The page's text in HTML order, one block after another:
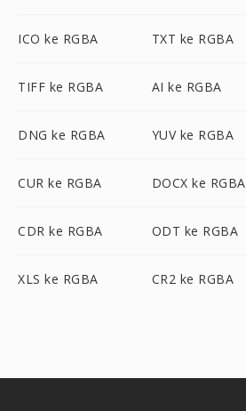
ICO ke RGBA TXT ke RGBA
TIFF ke RGBA AI ke RGBA
DNG ke RGBA YUV ke RGBA
CUR ke RGBA DOCX ke RGBA
CDR ke RGBA ODT ke RGBA
XLS ke RGBA CR2 ke RGBA